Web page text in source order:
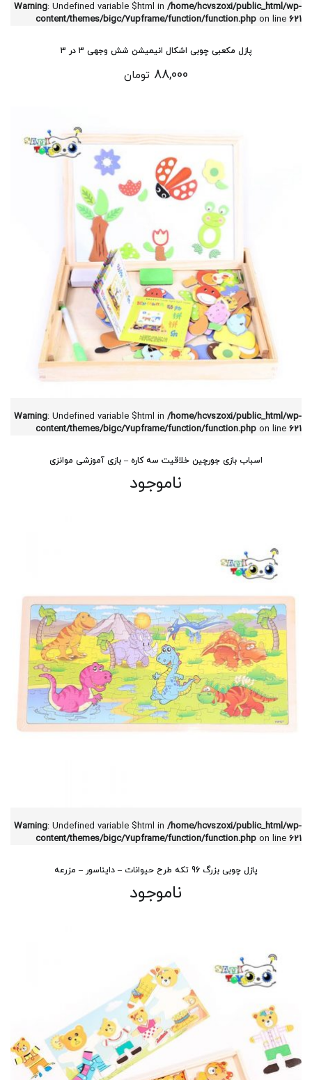
Warning: Undefined variable $html in /home/hcvszoxi/public_html/wp-
content/themes/bigc/7upframe/function/function.php on line 621
پازل مکعبی چوبی اشکال انیمیشن شش وجهی 3 در 3
88,000 تومان
Warning: Undefined variable $html in /home/hcvszoxi/public_html/wp-
content/themes/bigc/7upframe/function/function.php on line 621
اسباب بازی جورچین خلاقیت سه کاره – بازی آموزشی موانزی
ناموجود
Warning: Undefined variable $html in /home/hcvszoxi/public_html/wp-
content/themes/bigc/7upframe/function/function.php on line 621
پازل چوبی بزرگ 96 تکه طرح حیوانات – دایناسور – مزرعه
ناموجود